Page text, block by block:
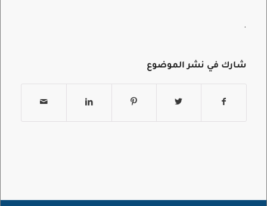
.
شارك في نشر الموضوع